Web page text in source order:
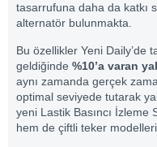
tasarrufuna daha da katkı
alternatör bulunmakta.
Bu özellikler Yeni Daily’de
geldiğinde %10’a varan
aynı zamanda gerçek
optimal seviyede tutarak
yeni Lastik Basıncı İzleme
hem de çiftli teker